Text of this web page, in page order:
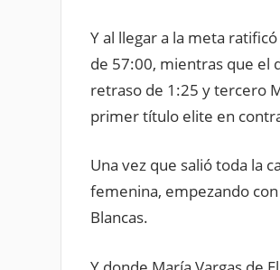
Y al llegar a la meta
de 57:00, mientras que el
retraso de 1:25 y tercero
primer título elite en
Una vez que salió toda la
femenina, empezando
Blancas.